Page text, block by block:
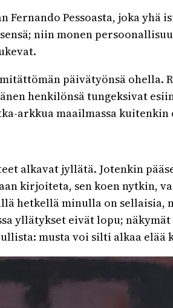
Fernando Pessoasta, joka
niin monen
päivätyönsä ohella.
henkilönsä tungeksivat
arkkua maailmassa
alkavat jyllätä. Jotenkin
kirjoiteta, sen koen nytkin,
hetkellä minulla on sellaisia,
yllätykset eivät lopu;
musta voi silti alkaa elää